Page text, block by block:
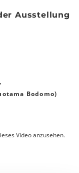
Ausstellung
Bodomo)
Video anzusehen.